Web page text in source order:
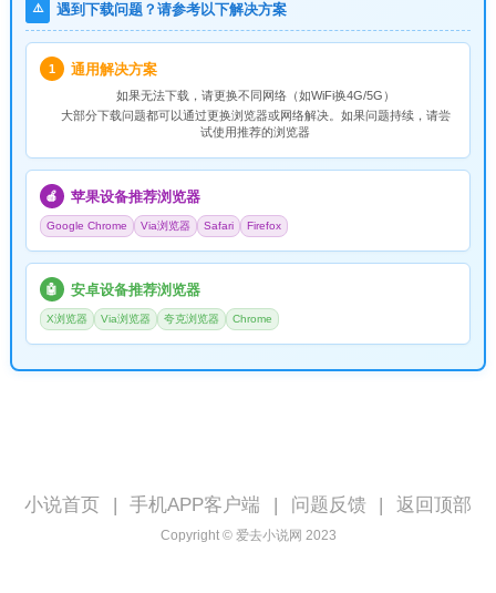
⚠️ 遇到下载问题？请参考以下解决方案
1 通用解决方案
如果无法下载，请更换不同网络（如WiFi换4G/5G）
大部分下载问题都可以通过更换浏览器或网络解决。如果问题持续，请尝
试使用推荐的浏览器
🍎 苹果设备推荐浏览器
Google Chrome Via浏览器 Safari Firefox
🤖 安卓设备推荐浏览器
X浏览器 Via浏览器 夸克浏览器 Chrome
小说首页 手机APP客户端 问题反馈 返回顶部
Copyright © 爱去小说网 2023